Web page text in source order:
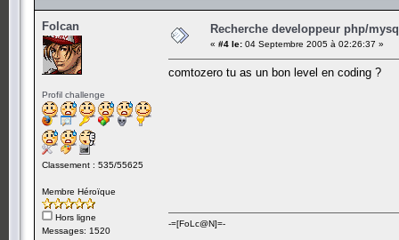
Folcan
Profil challenge
Classement : 535/55625
Membre Héroïque
Hors ligne
Messages: 1520
Recherche developpeur php/
« #4 le: 04 Septembre 2005 à 02:26:37 »
comtozero tu as un bon level en coding ?
-=[FoLc@N]=-